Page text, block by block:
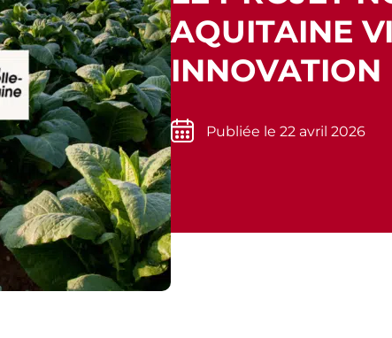
AQUITAINE
INNOVATION
Publiée le 22 avril 2026